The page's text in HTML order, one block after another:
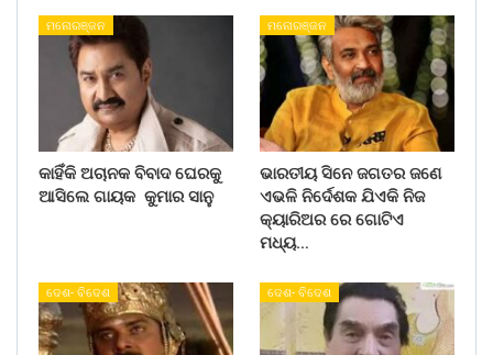
ମନୋରଞ୍ଜନ
କାହିଁକି ଅଚାନକ ବିବାଦ ଘେରକୁ
ଆସିଲେ ଗାୟକ କୁମାର ସାନୁ
ମନୋରଞ୍ଜନ
ଭାରତୀୟ ସିନେ ଜଗତର ଜଣେ
ଏଭଳି ନିର୍ଦେଶକ ଯିଏକି ନିଜ
କ୍ୟାରିଅର ରେ ଗୋଟିଏ
ମଧ୍ୟ…
ଦେଶ- ବିଦେଶ ଦେଶ- ବିଦେଶ